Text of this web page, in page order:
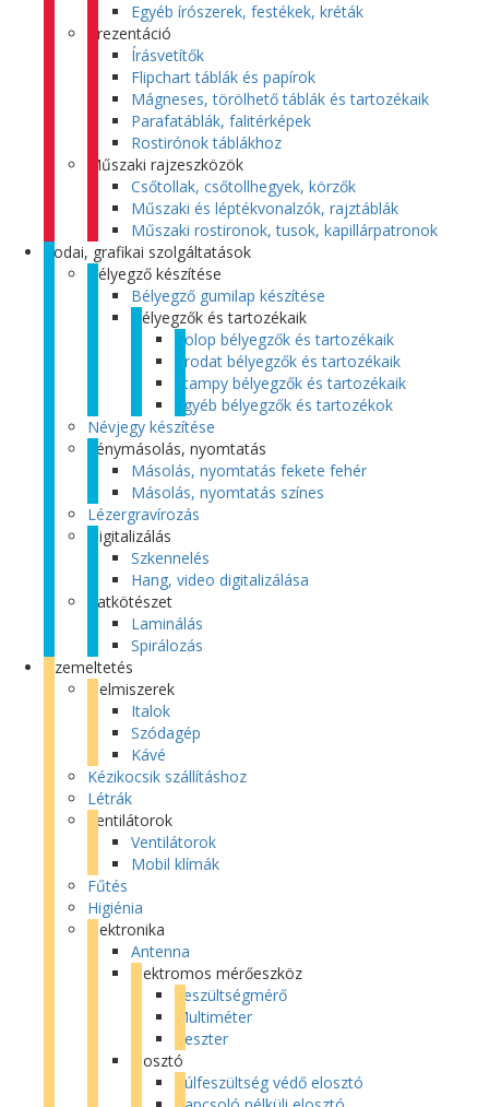
Egyéb írószerek, festékek, kréták
Prezentáció
Írásvetítők
Flipchart táblák és papírok
Mágneses, törölhető táblák és tartozékaik
Parafatáblák, falitérképek
Rostirónok táblákhoz
Műszaki rajzeszközök
Csőtollak, csőtollhegyek, körzők
Műszaki és léptékvonalzók, rajztáblák
Műszaki rostironok, tusok, kapillárpatronok
Irodai, grafikai szolgáltatások
Bélyegző készítése
Bélyegző gumilap készítése
Bélyegzők és tartozékaik
Colop bélyegzők és tartozékaik
Trodat bélyegzők és tartozékaik
Stampy bélyegzők és tartozékaik
Egyéb bélyegzők és tartozékok
Névjegy készítése
Fénymásolás, nyomtatás
Másolás, nyomtatás fekete fehér
Másolás, nyomtatás színes
Lézergravírozás
Digitalizálás
Szkennelés
Hang, video digitalizálása
Iratkötészet
Laminálás
Spirálozás
Üzemeltetés
Élelmiszerek
Italok
Szódagép
Kávé
Kézikocsik szállításhoz
Létrák
Ventilátorok
Ventilátorok
Mobil klímák
Fűtés
Higiénia
Elektronika
Antenna
Elektromos mérőeszköz
Feszültségmérő
Multiméter
Teszter
Elosztó
Túlfeszültség védő elosztó